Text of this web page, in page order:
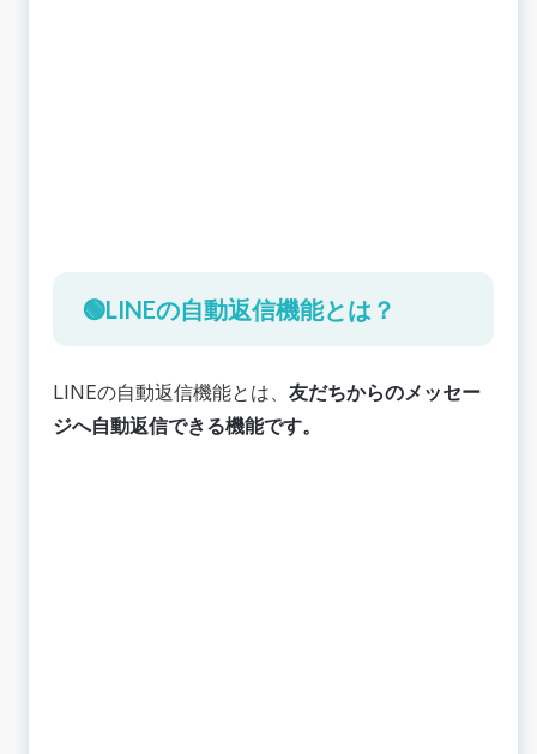
実際に開発をしていく
💡 LINEの自動返信に関するよくある質問
Q1：自動応答メッセージの送信数は、有料プラン
の月間メッセージ通数にカウントされますか？
Q2：1対1のチャット（手動）と自動応答は同時に
🟢LINEの自動返信機能とは？
LINEの自動返信機能とは、 友だちからのメッセー
ジへ自動返信できる機能です。